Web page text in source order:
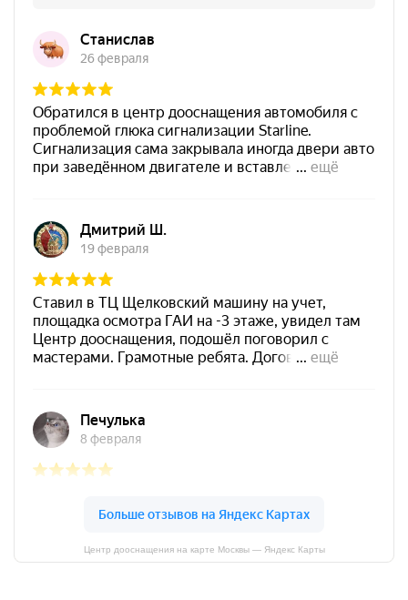
Центр дооснащения на карте Москвы — Яндекс Карты